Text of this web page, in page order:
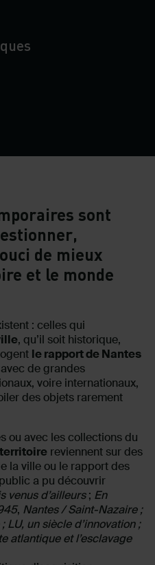
sont
de mieux
et le monde
: celles qui
, qu’il soit historique,
le rapport de Nantes
de grandes
voire internationaux,
des objets rarement
ou avec les collections du
reviennent sur des
la ville ou le rapport des
a pu découvrir
venus d’ailleurs; En
, Nantes / Saint-Nazaire ;
LU, un siècle d’innovation ;
atlantique et l’esclavage